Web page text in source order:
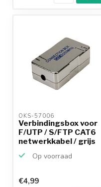
OKS-57006
Verbindingsbox voor
F/UTP / S/FTP CAT6
netwerkkabel / grijs
Op voorraad
€4,99